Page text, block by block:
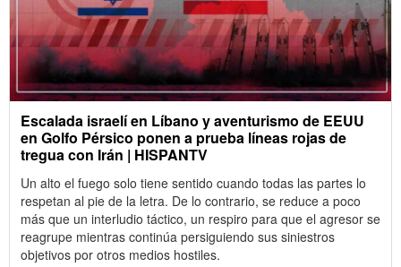
Escalada israelí en Líbano y aventurismo de EEUU
en Golfo Pérsico ponen a prueba líneas rojas de
tregua con Irán | HISPANTV
Un alto el fuego solo tiene sentido cuando todas las partes lo
respetan al pie de la letra. De lo contrario, se reduce a poco
más que un interludio táctico, un respiro para que el agresor se
reagrupe mientras continúa persiguiendo sus siniestros
objetivos por otros medios hostiles.